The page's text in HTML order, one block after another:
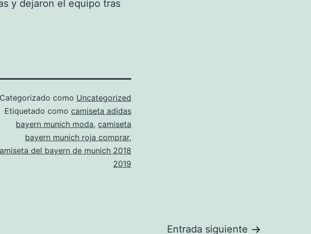
y dejaron el equipo tras
Categorizado como Uncategorized
Etiquetado como camiseta adidas
bayern munich moda, camiseta
bayern munich roja comprar,
del bayern de munich 2018
2019
Entrada siguiente